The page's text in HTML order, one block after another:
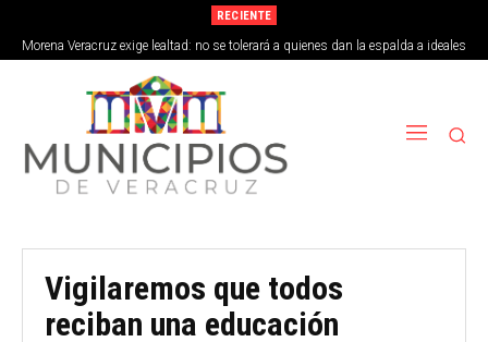
RECIENTE
Morena Veracruz exige lealtad: no se tolerará a quienes dan la espalda a ideales
de la 4T
Vigilaremos que todos
reciban una educación